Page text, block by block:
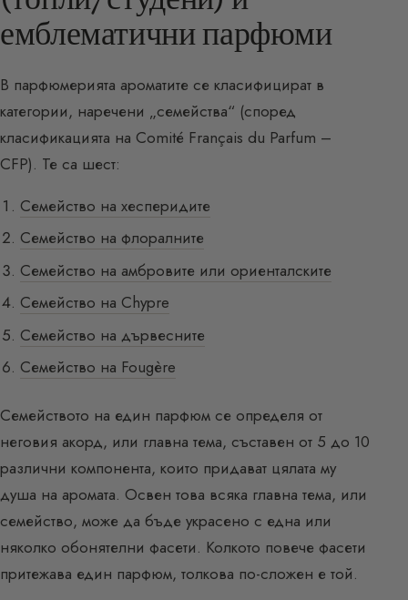
емблематични парфюми
В парфюмерията ароматите се класифицират в
категории, наречени „семейства“ (според
класификацията на Comité Français du Parfum –
CFP). Те са шест:
Семейство на хесперидите
Семейство на флоралните
Семейство на амбровите или ориенталските
Семейство на Chypre
Семейство на дървесните
Семейство на Fougère
Семейството на един парфюм се определя от
неговия акорд, или главна тема, съставен от 5 до 10
различни компонента, които придават цялата му
душа на аромата. Освен това всяка главна тема, или
семейство, може да бъде украсено с една или
няколко обонятелни фасети. Колкото повече фасети
притежава един парфюм, толкова по-сложен е той.